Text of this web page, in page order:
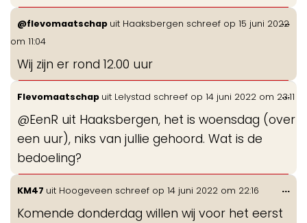
@flevomaatschap uit Haaksbergen schreef op 15 juni 2022
om 11:04
Wij zijn er rond 12.00 uur
...
Flevomaatschap uit Lelystad schreef op 14 juni 2022 om 23:11
@EenR uit Haaksbergen, het is woensdag (over
een uur), niks van jullie gehoord. Wat is de
bedoeling?
...
KM47 uit Hoogeveen schreef op 14 juni 2022 om 22:16
Komende donderdag willen wij voor het eerst
...